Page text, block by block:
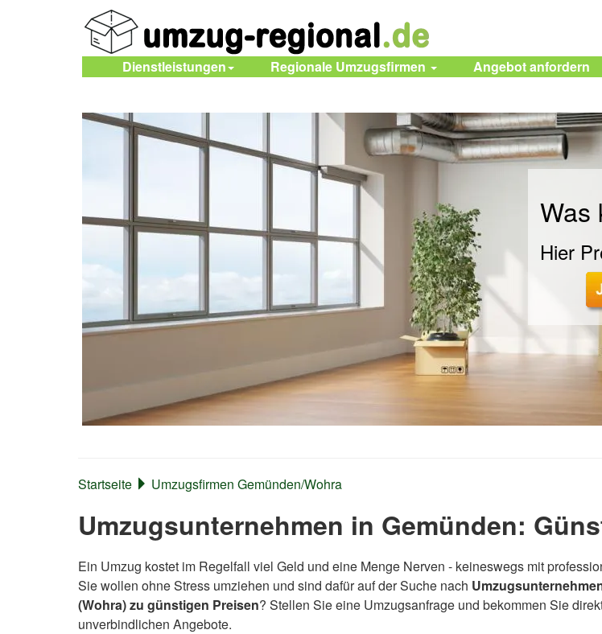
Dienstleistungen Regionale Umzugsfirmen Angebot anfordern
Was
Hier
Startseite Umzugsfirmen Gemünden/Wohra
Umzugsunternehmen in Gemünden:
Ein Umzug kostet im Regelfall viel Geld und eine Menge Nerven - keineswegs mit
Sie wollen ohne Stress umziehen und sind dafür auf der Suche nach
(Wohra) zu günstigen Preisen? Stellen Sie eine Umzugsanfrage und bekommen Sie
unverbindlichen Angebote.